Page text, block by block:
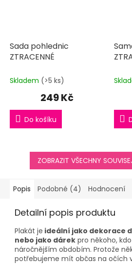
Sada pohlednic
ZTRACENNÉ
Skladem (>5 ks)
249 Kč
Do košíku
ZOBRAZIT VŠECHNY
Popis Podobné (4) Hodnocení
Detailní popis produktu
Plakát je ideální jako dekorace
nebo jako dárek pro někoho,
náročnějším obdobím. Protože
potřebujeme mít občas na očích